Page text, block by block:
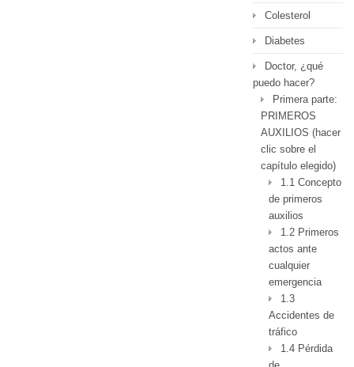
Colesterol
Diabetes
Doctor, ¿qué
puedo hacer?
Primera parte:
PRIMEROS
AUXILIOS (hacer
clic sobre el
capítulo elegido)
1.1 Concepto
de primeros
auxilios
1.2 Primeros
actos ante
cualquier
emergencia
1.3
Accidentes de
tráfico
1.4 Pérdida
de